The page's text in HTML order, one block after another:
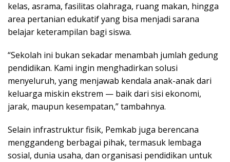
kelas, asrama, fasilitas olahraga, ruang makan, hingga
area pertanian edukatif yang bisa menjadi sarana
belajar keterampilan bagi siswa.
“Sekolah ini bukan sekadar menambah jumlah gedung
pendidikan. Kami ingin menghadirkan solusi
menyeluruh, yang menjawab kendala anak-anak dari
keluarga miskin ekstrem — baik dari sisi ekonomi,
jarak, maupun kesempatan,” tambahnya.
Selain infrastruktur fisik, Pemkab juga berencana
menggandeng berbagai pihak, termasuk lembaga
sosial, dunia usaha, dan organisasi pendidikan untuk